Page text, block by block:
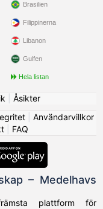
Brasilien
Filippinerna
Libanon
Gulfen
Hela listan
Åsikter
| Användarvillkor
| FAQ
– Medelhavs
plattform för